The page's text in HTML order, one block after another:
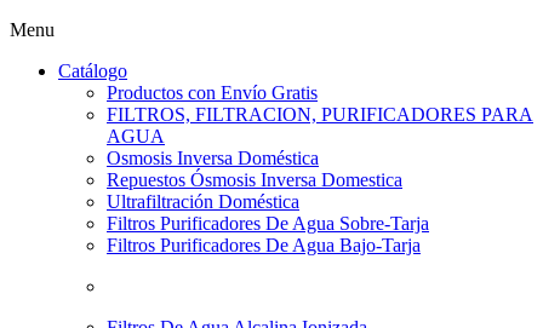
Menu
Catálogo
Productos con Envío Gratis
FILTROS, FILTRACION, PURIFICADORES PARA
AGUA
Osmosis Inversa Doméstica
Repuestos Ósmosis Inversa Domestica
Ultrafiltración Doméstica
Filtros Purificadores De Agua Sobre-Tarja
Filtros Purificadores De Agua Bajo-Tarja